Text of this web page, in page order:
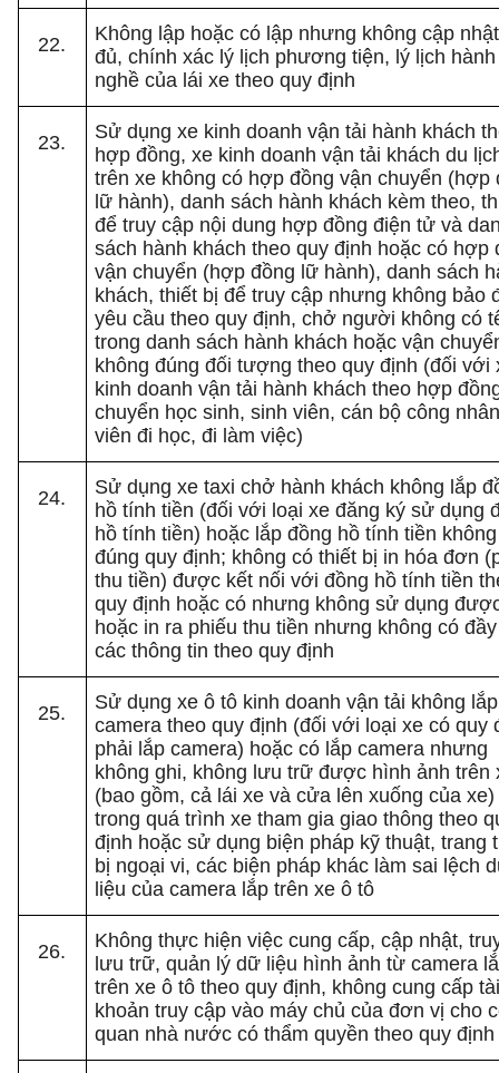
Không lập hoặc có lập nhưng không cập
đủ, chính xác lý lịch phương tiện, lý lịch hành
nghề của lái xe theo quy định
Sử dụng xe kinh doanh vận tải hành khách
hợp đồng, xe kinh doanh vận tải khách du
trên xe không có hợp đồng vận chuyển (hợp
lữ hành), danh sách hành khách kèm theo,
để truy cập nội dung hợp đồng điện tử và
sách hành khách theo quy định hoặc có hợp
vận chuyển (hợp đồng lữ hành), danh sách
khách, thiết bị để truy cập nhưng không bảo
yêu cầu theo quy định, chở người không có
trong danh sách hành khách hoặc vận
không đúng đối tượng theo quy định (đối với
kinh doanh vận tải hành khách theo hợp
chuyển học sinh, sinh viên, cán bộ công
viên đi học, đi làm việc)
Sử dụng xe taxi chở hành khách không lắp
hồ tính tiền (đối với loại xe đăng ký sử dụng
hồ tính tiền) hoặc lắp đồng hồ tính tiền không
đúng quy định; không có thiết bị in hóa đơn
thu tiền) được kết nối với đồng hồ tính tiền
quy định hoặc có nhưng không sử dụng
hoặc in ra phiếu thu tiền nhưng không có
các thông tin theo quy định
Sử dụng xe ô tô kinh doanh vận tải không lắp
camera theo quy định (đối với loại xe có quy
phải lắp camera) hoặc có lắp camera nhưng
không ghi, không lưu trữ được hình ảnh trên
(bao gồm, cả lái xe và cửa lên xuống của xe)
trong quá trình xe tham gia giao thông theo
định hoặc sử dụng biện pháp kỹ thuật, trang
bị ngoại vi, các biện pháp khác làm sai lệch
liệu của camera lắp trên xe ô tô
Không thực hiện việc cung cấp, cập nhật,
lưu trữ, quản lý dữ liệu hình ảnh từ camera
trên xe ô tô theo quy định, không cung cấp
khoản truy cập vào máy chủ của đơn vị cho
quan nhà nước có thẩm quyền theo quy định